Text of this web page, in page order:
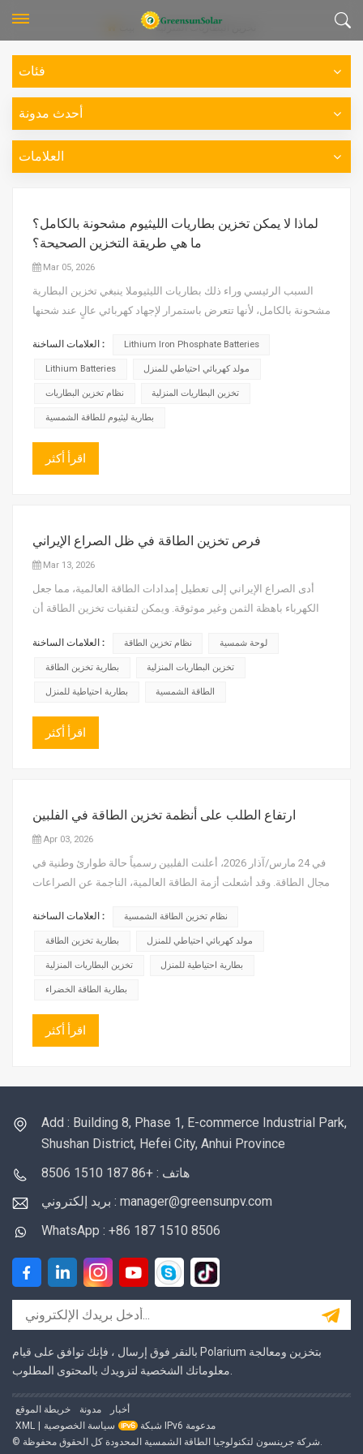
تخزين البطاريات المنزلية
فئات
أحدث مدونة
العلامات
لماذا لا يمكن تخزين بطاريات الليثيوم مشحونة بالكامل؟
ما هي طريقة التخزين الصحيحة؟
Mar 05, 2026
السبب الرئيسي وراء ذلك بطاريات الليثيوملا ينبغي تخزين البطارية
مشحونة بالكامل، لأنها تتعرض باستمرار لإجهاد كهربائي عالٍ عند شحنها
الكهربائية والإلكتروليت، مما يؤدي في النهاية إلى تقصير عمر البطارية
بشكل كبير، بل وقد يُشكل مخاطر على ال...
العلامات الساخنة : Lithium Iron Phosphate Batteries
Lithium Batteries مولد كهربائي احتياطي للمنزل
نظام تخزين البطاريات تخزين البطاريات المنزلية
بطارية ليثيوم للطاقة الشمسية
اقرأ أكثر
فرص تخزين الطاقة في ظل الصراع الإيراني
Mar 13, 2026
أدى الصراع الإيراني إلى تعطيل إمدادات الطاقة العالمية، مما جعل
الكهرباء باهظة الثمن وغير موثوقة. ويمكن لتقنيات تخزين الطاقة أن
فرصة" يمتد من الاستجابة الطارئة قصيرة الأجل إلى التحديث الصناعي
العلامات الساخنة : نظام تخزين الطاقة لوحة شمسية
بطارية تخزين الطاقة تخزين البطاريات المنزلية
بطارية احتياطية للمنزل الطاقة الشمسية
اقرأ أكثر
ارتفاع الطلب على أنظمة تخزين الطاقة في الفلبين
Apr 03, 2026
في 24 مارس/آذار 2026، أعلنت الفلبين رسمياً حالة طوارئ وطنية في
مجال الطاقة. وقد أشعلت أزمة الطاقة العالمية، الناجمة عن الصراعات
الواقعة في جنوب شرق آسيا. وتتجلى الآن أزمة نقص الوقود، وارتفاع
العلامات الساخنة : نظام تخزين الطاقة الشمسية
بطارية تخزين الطاقة مولد كهربائي احتياطي للمنزل
تخزين البطاريات المنزلية بطارية احتياطية للمنزل
بطارية الطاقة الخضراء
اقرأ أكثر
Add : Building 8, Phase 1, E-commerce Industrial Park,
Shushan District, Hefei City, Anhui Province
هاتف : +86 187 1510 8506
بريد إلكتروني : manager@greensunpv.com
WhatsApp : +86 187 1510 8506
بالنقر فوق إرسال ، فإنك توافق على قيام Polarium بتخزين ومعالجة
خريطة الموقع مدونة
أخبار
XML
| سياسة الخصوصية
شبكة IPv6 مدعومة